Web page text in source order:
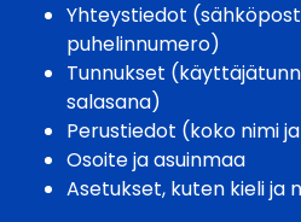
Yhteystiedot
puhelinnumero)
Tunnukset
salasana)
Perustiedot (koko nimi
Osoite ja asuinmaa
Asetukset, kuten kieli ja